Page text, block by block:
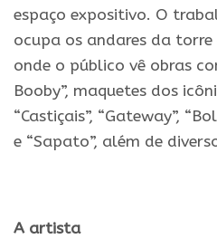
espaço expositivo. O
ocupa os andares da torre
onde o público vê obras
Booby”, maquetes dos
“Castiçais”, “Gateway”,
e “Sapato”, além de
A artista